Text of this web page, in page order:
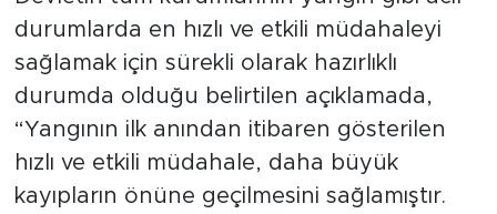
durumlarda en hızlı ve etkili müdahaleyi
sağlamak için sürekli olarak hazırlıklı
durumda olduğu belirtilen açıklamada,
“Yangının ilk anından itibaren gösterilen
hızlı ve etkili müdahale, daha büyük
kayıpların önüne geçilmesini sağlamıştır.